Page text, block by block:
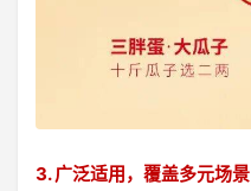
3. 广泛适用，覆盖多元场景